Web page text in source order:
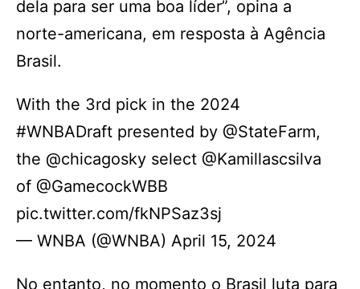
dela para ser uma boa líder”, opina a
norte-americana, em resposta à Agência
Brasil.
With the 3rd pick in the 2024
#WNBADraft presented by @StateFarm,
the @chicagosky select @Kamillascsilva
of @GamecockWBB
pic.twitter.com/fkNPSaz3sj
— WNBA (@WNBA) April 15, 2024
No entanto, no momento o Brasil luta para